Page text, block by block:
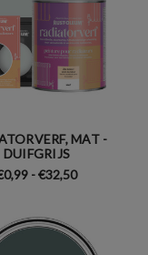
MAT -
DUIFGRIJS
- €32,50